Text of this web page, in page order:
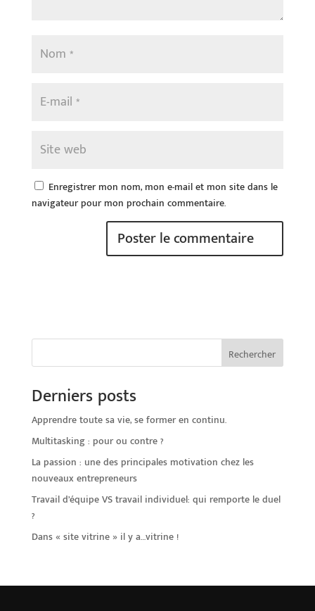
Enregistrer mon nom, mon e-mail et mon site dans le
navigateur pour mon prochain commentaire.
n
a
i
e
:
Rechercher
Derniers posts
Apprendre toute sa vie, se former en continu.
Multitasking : pour ou contre ?
La passion : une des principales motivation chez les
nouveaux entrepreneurs
Travail d’équipe VS travail individuel: qui remporte le duel
?
Dans « site vitrine » il y a…vitrine !